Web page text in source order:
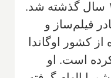
جوان‌ترین شهردار طی ۱۰۰ سال گذشته شد.
فیلم‌ساز و
کشور اوگاندا
است. او